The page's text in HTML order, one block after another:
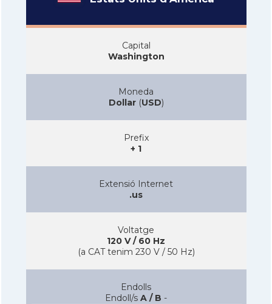
Capital
Washington
Moneda
Dollar(USD)
Prefix
+ 1
Extensió Internet
.us
Voltatge
120 V / 60 Hz
(a CAT tenim 230 V / 50 Hz)
Endolls
Endoll/s A / B -